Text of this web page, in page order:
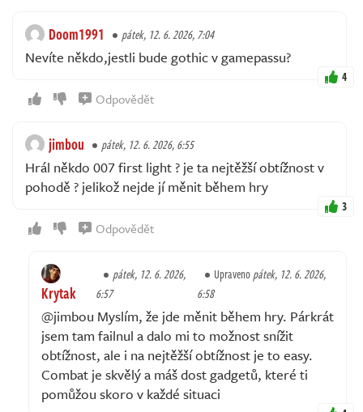
Doom1991 pátek, 12. 6. 2026, 7:04
Nevíte někdo,jestli bude gothic v gamepassu?
4
Odpovědět
jimbou pátek, 12. 6. 2026, 6:55
Hrál někdo 007 first light ? je ta nejtěžší obtížnost v
pohodě ? jelikož nejde jí měnit během hry
3
Odpovědět
Krytak
pátek, 12. 6. 2026,
6:57
Upravenopátek, 12. 6. 2026,
6:58
@jimbou Myslím, že jde měnit během hry. Párkrát
jsem tam failnul a dalo mi to možnost snížit
obtížnost, ale i na nejtěžší obtížnost je to easy.
Combat je skvělý a máš dost gadgetů, které ti
pomůžou skoro v každé situaci